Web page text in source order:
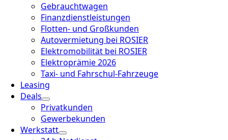
Gebrauchtwagen
Finanzdienstleistungen
Flotten- und Großkunden
Autovermietung bei ROSIER
Elektromobilität bei ROSIER
Elektroprämie 2026
Taxi- und Fahrschul-Fahrzeuge
Leasing
Deals
Privatkunden
Gewerbekunden
Werkstatt